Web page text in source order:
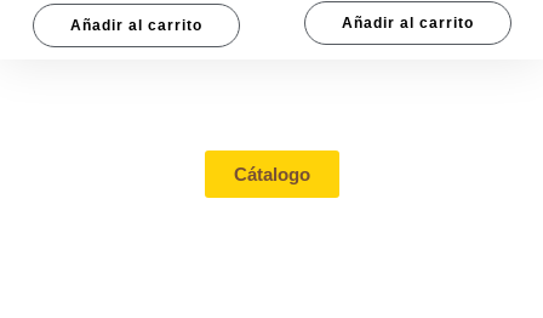
Añadir al carrito Añadir al carrito
Cátalogo